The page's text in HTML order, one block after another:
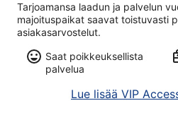
Tarjoamansa laadun ja palvelun
majoituspaikat saavat toistuvasti
asiakasarvostelut.
Saat poikkeuksellista
palvelua
Lue lisää VIP